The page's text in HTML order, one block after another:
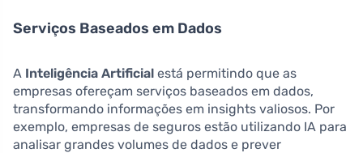
Serviços Baseados em Dados
A Inteligência Artificial está permitindo que as
empresas ofereçam serviços baseados em dados,
transformando informações em insights valiosos. Por
exemplo, empresas de seguros estão utilizando IA para
analisar grandes volumes de dados e prever